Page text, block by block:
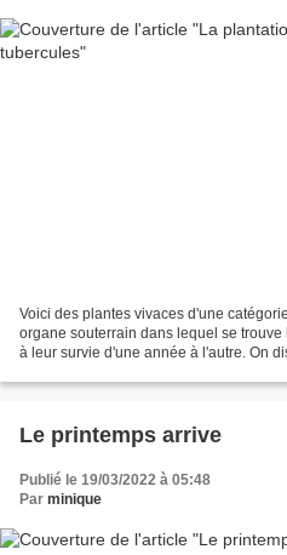
Voici des plantes vivaces d'une
organe souterrain dans lequel se
à leur survie d'une année à l'autre. On
Le printemps arrive
Publié le 19/03/2022 à 05:48
Par minique